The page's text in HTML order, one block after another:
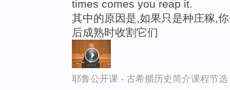
times comes you reap it.
其中的原因是,如果只是种庄稼,
后成熟时收割它们
耶鲁公开课 - 古希腊历史简介课程节选